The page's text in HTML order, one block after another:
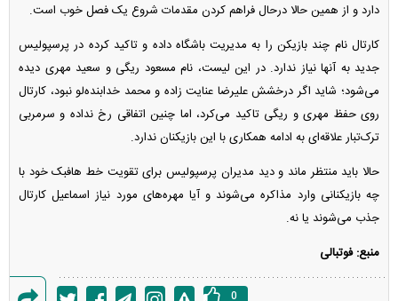
دارد و از همین حالا درحال فراهم کردن مقدمات شروع یک فصل خوب است.
کارتال نام چند بازیکن را به مدیریت باشگاه داده و تاکید کرده در پرسپولیس
جدید به آنها نیاز ندارد. در این لیست، نام مسعود ریگی و سعید مهری دیده
می‌شود؛ شاید اگر درخشش علیرضا عنایت زاده و محمد خدابنده‌لو نبود، کارتال
روی حفظ مهری و ریگی تاکید می‌کرد، اما چنین اتفاقی رخ نداده و سرمربی
ترک‌تبار علاقه‌ای به ادامه همکاری با این بازیکنان ندارد.
حالا باید منتظر ماند و دید مدیران پرسپولیس برای تقویت خط هافبک خود با
چه بازیکنانی وارد مذاکره می‌شوند و آیا مهره‌های مورد نیاز اسماعیل کارتال
جذب می‌شوند یا نه.
منبع: فوتبالی
0